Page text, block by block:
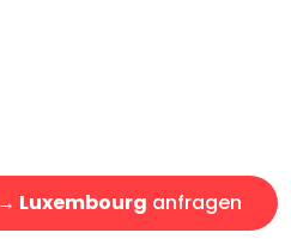
Luxembourg anfragen